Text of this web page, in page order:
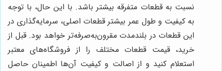
نسبت به قطعات متفرقه بیشتر باشد. با این حال، با توجه
به کیفیت و طول عمر بیشتر قطعات اصلی، سرمایه‌گذاری در
این قطعات در بلندمدت مقرون‌به‌صرفه‌تر خواهد بود. قبل از
خرید، قیمت قطعات مختلف را از فروشگاه‌های معتبر
استعلام کنید و از اصالت و کیفیت آن‌ها اطمینان حاصل